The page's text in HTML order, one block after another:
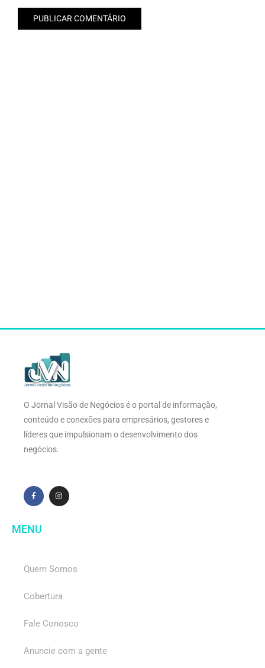
O Jornal Visão de Negócios é o portal de informação,
conteúdo e conexões para empresários, gestores e
líderes que impulsionam o desenvolvimento dos
negócios.
MENU
Quem Somos
Cobertura
Fale Conosco
Anuncie com a gente